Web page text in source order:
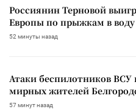
Россиянин Терновой
Европы по прыжкам в воду
52 минуты назад
Атаки беспилотников
мирных жителей
57 минут назад